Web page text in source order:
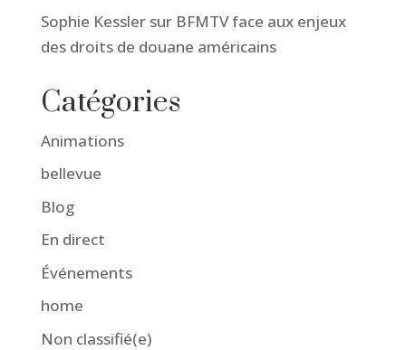
Sophie Kessler sur BFMTV face aux enjeux
des droits de douane américains
Catégories
Animations
bellevue
Blog
En direct
Événements
home
Non classifié(e)